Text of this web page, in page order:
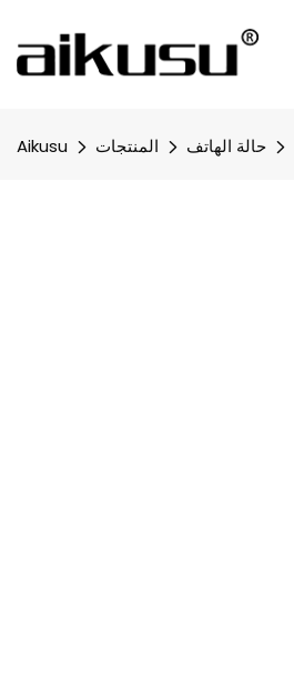
Aikusu المنتجات حالة الهاتف